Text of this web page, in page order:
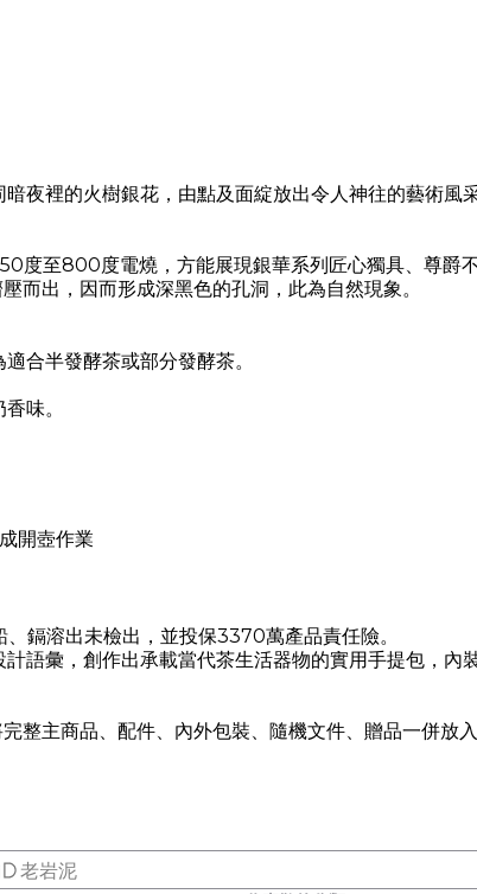
夜裡的火樹銀花，由點及面綻放出令人神往的藝術風
度至800度電燒，方能展現銀華系列匠心獨具、尊爵
而出，因而形成深黑色的孔洞，此為自然現象。
合半發酵茶或部分發酵茶。
味。
開壺作業
、鎘溶出未檢出 ，並投保3370萬產品責任險。
語彙，創作出承載當代茶生活器物的實用手提包， 內
整主商品、配件、內外包裝、隨機文件、贈品一併放
老岩泥